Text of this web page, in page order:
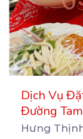
Dịch Vụ
Đường
Hưng